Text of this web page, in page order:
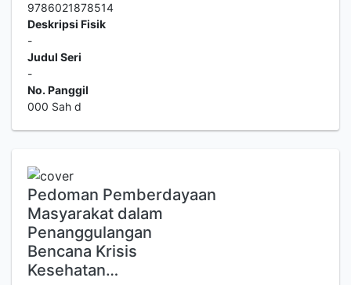
9786021878514
Deskripsi Fisik
-
Judul Seri
-
No. Panggil
000 Sah d
Pedoman Pemberdayaan
Masyarakat dalam
Penanggulangan
Bencana Krisis
Kesehatan…